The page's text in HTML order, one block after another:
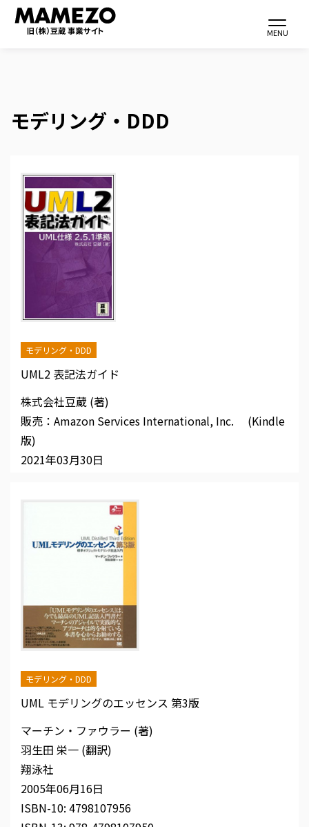
MENU
モデリング・DDD
モデリング・DDD
UML2 表記法ガイド
株式会社豆蔵 (著)
販売：Amazon Services International, Inc. (Kindle
版)
2021年03月30日
モデリング・DDD
UML モデリングのエッセンス 第3版
マーチン・ファウラー (著)
羽生田 栄一 (翻訳)
翔泳社
2005年06月16日
ISBN-10: 4798107956